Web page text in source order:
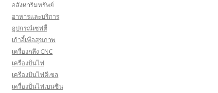
อสังหาริมทรัพย์
อาหารและบริการ
อุปกรณ์เซฟตี้
เก้าอี้เพื่อสุขภาพ
เครื่องกลึง CNC
เครื่องปั่นไฟ
เครื่องปั่นไฟดีเซล
เครื่องปั่นไฟเบนซิน